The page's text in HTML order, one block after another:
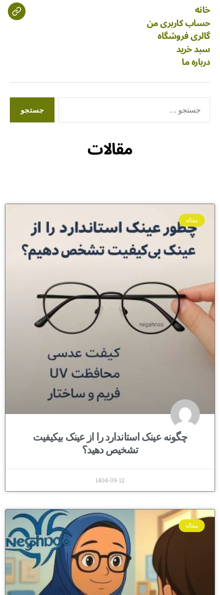
خانه
حساب کاربری من
گالری فروشگاه
سبد خرید
درباره ما
مقالات
مقاله
چگونه عینک استاندارد را از عینک بیکیفیت
تشخیص دهید؟
1404-09-12
مقاله